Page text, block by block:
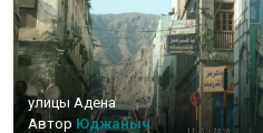
улицы Адена
Автор Юджаныч